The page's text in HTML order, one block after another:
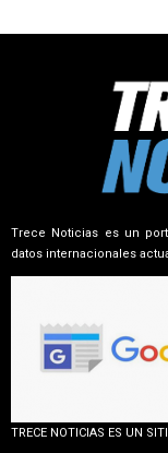
Trece Noticias es un
datos internacionales
TRECE NOTICIAS ES UN